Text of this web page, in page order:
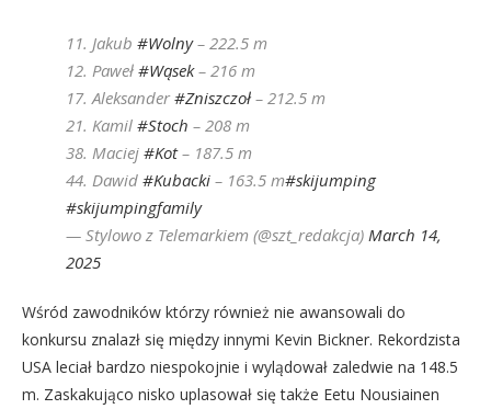
11. Jakub #Wolny– 222.5 m
12. Paweł #Wąsek– 216 m
17. Aleksander#Zniszczoł – 212.5 m
21. Kamil #Stoch – 208 m
38. Maciej #Kot– 187.5 m
44. Dawid #Kubacki – 163.5 m#skijumping
#skijumpingfamily
— Stylowo z Telemarkiem (@szt_redakcja) March 14,
2025
Wśród zawodników którzy również nie awansowali do
konkursu znalazł się między innymi Kevin Bickner. Rekordzista
USA leciał bardzo niespokojnie i wylądował zaledwie na 148.5
m. Zaskakująco nisko uplasował się także Eetu Nousiainen